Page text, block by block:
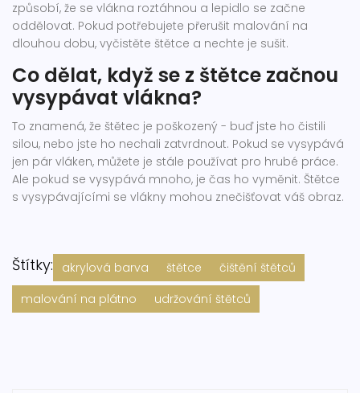
způsobí, že se vlákna roztáhnou a lepidlo se začne
oddělovat. Pokud potřebujete přerušit malování na
dlouhou dobu, vyčistěte štětce a nechte je sušit.
Co dělat, když se z štětce začnou
vysypávat vlákna?
To znamená, že štětec je poškozený - buď jste ho čistili
silou, nebo jste ho nechali zatvrdnout. Pokud se vysypává
jen pár vláken, můžete je stále používat pro hrubé práce.
Ale pokud se vysypává mnoho, je čas ho vyměnit. Štětce
s vysypávajícími se vlákny mohou znečišťovat váš obraz.
Štítky: akrylová barva štětce
čištění štětců
malování na plátno
udržování štětců